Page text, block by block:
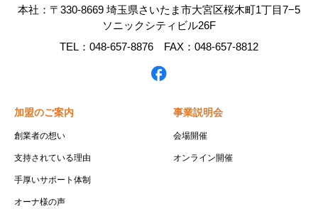
本社：〒330-8669 埼玉県さいたま市大宮区桜木町1丁目7−5
ソニックシティビル26F
TEL：048-657-8876 FAX：048-657-8812
加盟のご案内
創業者の想い
支持されている理由
手厚いサポート体制
オーナ様の声
事業説明会
会場開催
オンライン開催